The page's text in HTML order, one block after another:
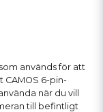
används för att
CAMOS 6-pin-
när du vill
till befintligt